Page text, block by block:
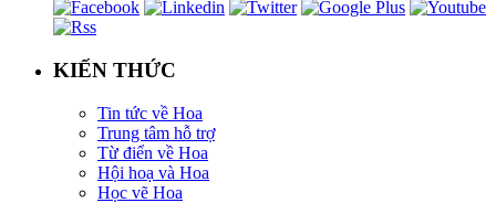
KIẾN THỨC
Tin tức về Hoa
Trung tâm hỗ trợ
Từ điển về Hoa
Hội hoạ và Hoa
Học vẽ Hoa